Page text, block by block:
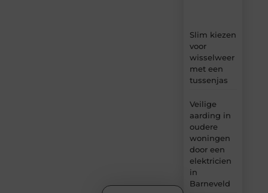
Slim kiezen
voor
wisselweer
met een
tussenjas
Veilige
aarding in
oudere
woningen
door een
elektricien
in
Barneveld